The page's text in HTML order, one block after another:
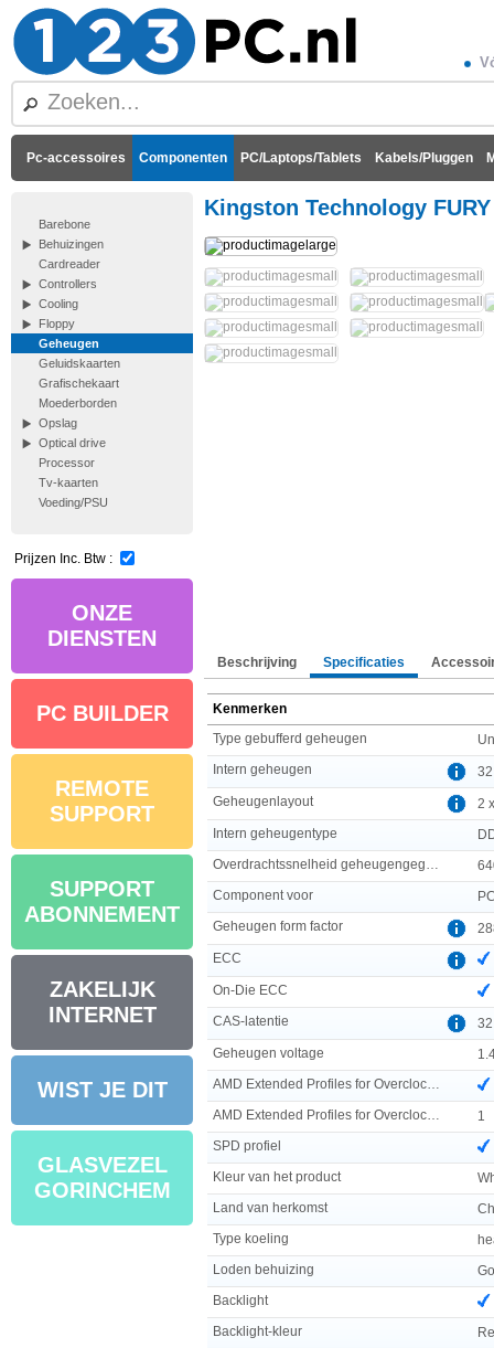
Pc-accessoires Componenten PC/Laptops/Tablets Kabels/Pluggen
Barebone
Behuizingen
Cardreader
Controllers
Cooling
Floppy
Geheugen
Geluidskaarten
Grafischekaart
Moederborden
Opslag
Optical drive
Processor
Tv-kaarten
Voeding/PSU
Prijzen Inc. Btw :
ONZE
DIENSTEN
PC BUILDER
REMOTE
SUPPORT
SUPPORT
ABONNEMENT
ZAKELIJK
INTERNET
WIST JE DIT
GLASVEZEL
GORINCHEM
Kingston Technology
Beschrijving Specificaties
Kenmerken
Type gebufferd geheugen
Intern geheugen
Geheugenlayout
2
Intern geheugentype
Component voor
Geheugen form factor
ECC
On-Die ECC
CAS-latentie
32
Geheugen voltage
1
SPD profiel
Kleur van het product
Land van herkomst
Type koeling
Loden behuizing
Backlight
Backlight-kleur